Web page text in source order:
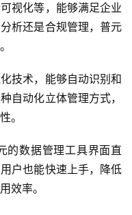
视化等，能够满足企业
析还是合规管理，普元
技术，能够自动识别和
自动化立体管理方式，
。
的数据管理工具界面直
户也能快速上手，降低
效率。